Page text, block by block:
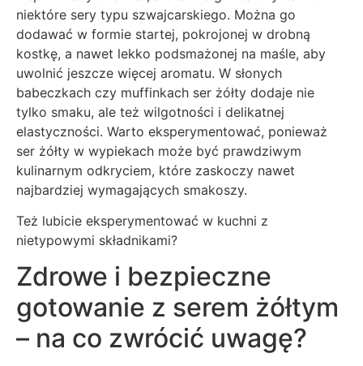
niektóre sery typu szwajcarskiego. Można go
dodawać w formie startej, pokrojonej w drobną
kostkę, a nawet lekko podsmażonej na maśle, aby
uwolnić jeszcze więcej aromatu. W słonych
babeczkach czy muffinkach ser żółty dodaje nie
tylko smaku, ale też wilgotności i delikatnej
elastyczności. Warto eksperymentować, ponieważ
ser żółty w wypiekach może być prawdziwym
kulinarnym odkryciem, które zaskoczy nawet
najbardziej wymagających smakoszy.
Też lubicie eksperymentować w kuchni z
nietypowymi składnikami?
Zdrowe i bezpieczne
gotowanie z serem żółtym
– na co zwrócić uwagę?